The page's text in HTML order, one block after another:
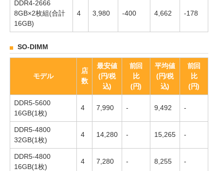
DDR4-2666
8GB×2枚組(合計
16GB)
4 3,980 -400 4,662 -178
SO-DIMM
モデル
店
数
最安値
(円/税
込)
前回
比
(円)
平均値
(円/税
込)
前回
比
(円)
DDR5-5600
16GB(1枚)
4 7,990 - 9,492 -
DDR5-4800
32GB(1枚)
4 14,280 - 15,265 -
DDR5-4800
16GB(1枚)
4 7,280 - 8,255 -